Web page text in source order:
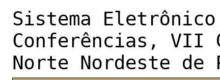
Sistema
Conferências, VII
Norte Nordeste de